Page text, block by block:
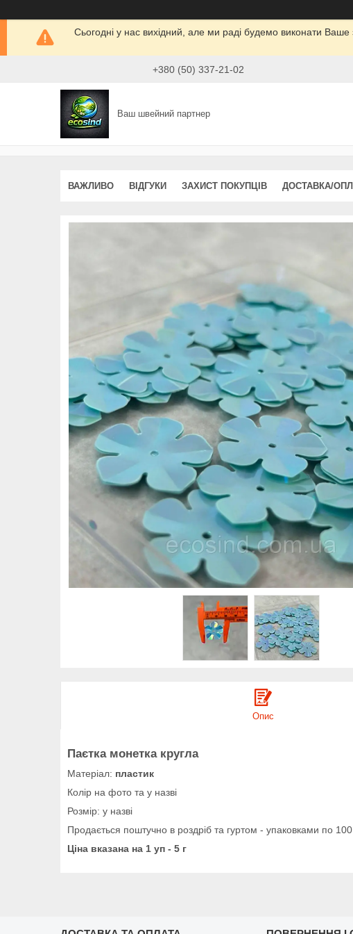
Сьогодні у нас вихідний, але ми раді будемо виконати
+380 (50) 337-21-02
Ваш швейний партнер
ВАЖЛИВО ВІДГУКИ ЗАХИСТ ПОКУПЦІВ ДОСТАВКА/
Опис
Паєтка монетка кругла
Матеріал: пластик
Колір на фото та у назві
Розмір: у назві
Продається поштучно в роздріб та гуртом - упаковками по
Ціна вказана на 1 уп - 5 г